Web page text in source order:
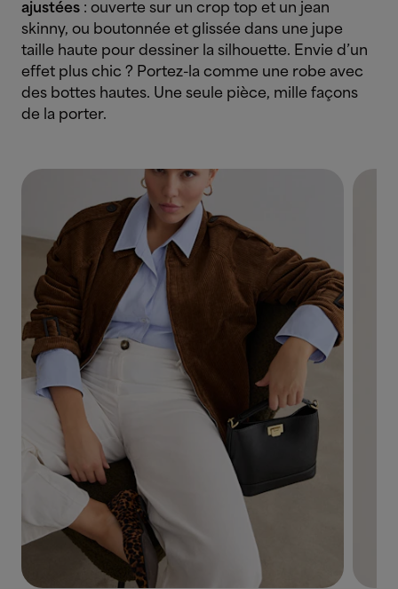
ajustées : ouverte sur un crop top et un jean
skinny, ou boutonnée et glissée dans une jupe
taille haute pour dessiner la silhouette. Envie d’un
effet plus chic ? Portez-la comme une robe avec
des bottes hautes. Une seule pièce, mille façons
de la porter.